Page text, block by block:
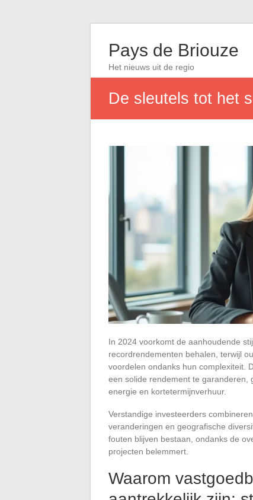
Pays de Briouze
Het nieuws uit de regio
De sleutels tot het
In 2024 voorkomt de aanhoudende
recordrendementen behalen, terwijl
voordelen ondanks hun complexiteit.
een solide rendement te garanderen,
energie en kortetermijnverhuur.
Verstandige investeerders
veranderingen en geografische
fouten blijven bestaan, ondanks de
projecten belemmert.
Waarom